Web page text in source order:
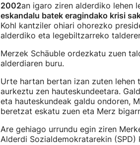
2002an igaro ziren alderdiko lehen
eskandalu batek eragindako krisi
Kohl kantziler ohiari ohorezko
alderdiko eta legebiltzarreko
Merzek Schäuble ordezkatu zuen
alderdiaren buru.
Urte hartan bertan izan zuten lehen
aurkeztu zen hauteskundeetara.
eta hauteskundeak galdu ondoren,
beretzat eskatu zuen eta Merz
Are gehiago urrundu egin ziren
Alderdi Sozialdemokratarekin